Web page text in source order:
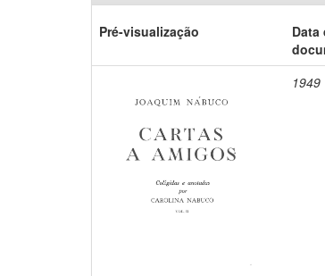
Pré-visualização
Data
1949